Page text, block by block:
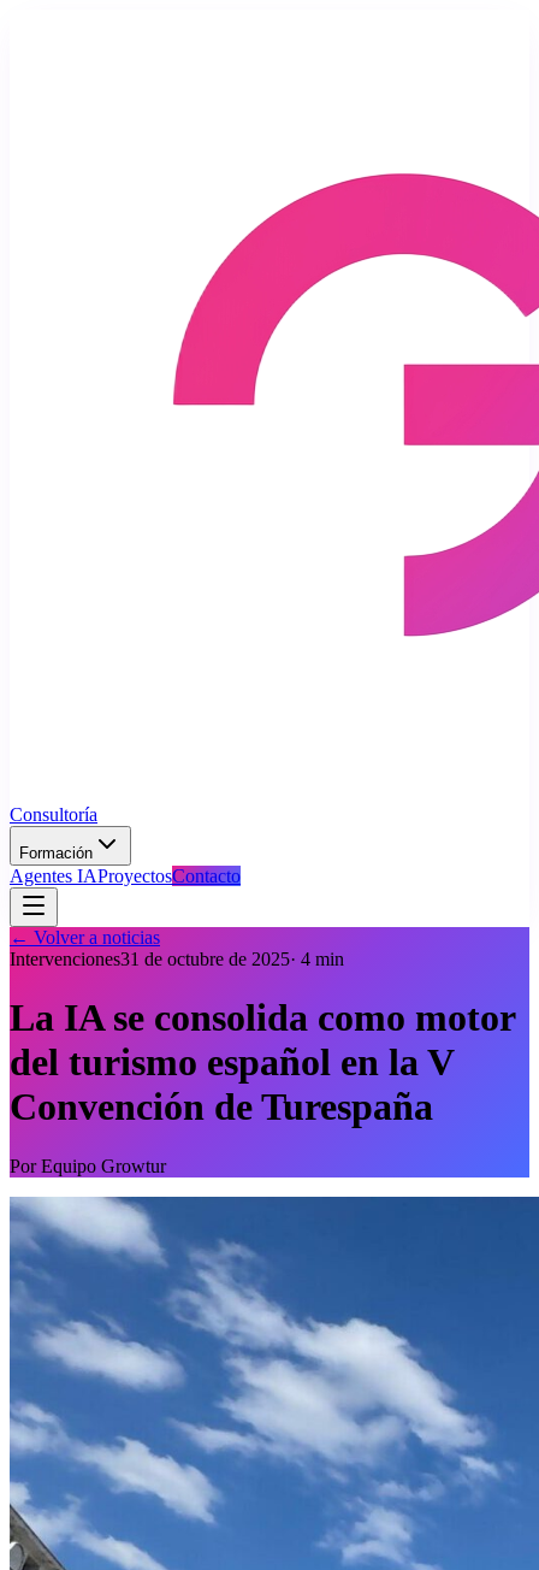
Consultoría
Formación
Agentes IAProyectosContacto
← Volver a noticias
Intervenciones31 de octubre de 2025· 4 min
La IA se consolida como motor
del turismo español en la V
Convención de Turespaña
PorEquipo Growtur